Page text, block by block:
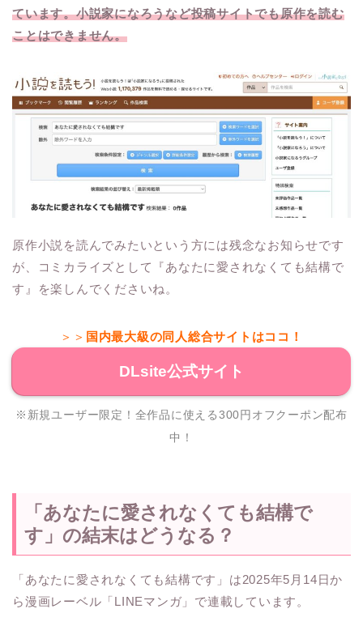
ています。小説家になろうなど投稿サイトでも原作を読む
ことはできません。
原作小説を読んでみたいという方には残念なお知らせです
が、コミカライズとして『あなたに愛されなくても結構で
す』を楽しんでくださいね。
＞＞ 国内最大級の同人総合サイトはココ！
DLsite公式サイト
※新規ユーザー限定！全作品に使える300円オフクーポン配布
中！
「あなたに愛されなくても結構で
す」の結末はどうなる？
「あなたに愛されなくても結構です」は2025年5月14日か
ら漫画レーベル「LINEマンガ」で連載しています。